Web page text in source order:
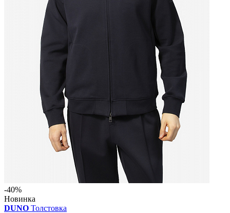
-40%
Новинка
DUNO Толстовка